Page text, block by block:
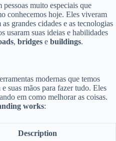
pessoas muito especiais que
conhecemos hoje. Eles viveram
grandes cidades e as tecnologias
usaram suas ideias e habilidades
, bridges e buildings.
modernas que temos
suas mãos para fazer tudo. Eles
em como melhorar as coisas.
works:
Description